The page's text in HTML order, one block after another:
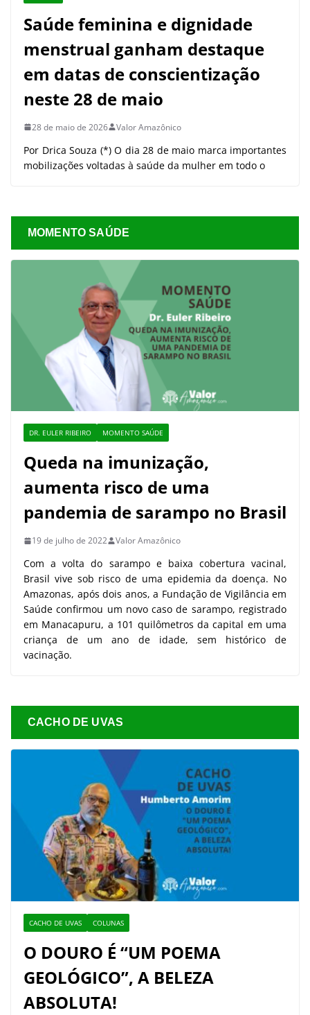
Saúde feminina e dignidade
menstrual ganham destaque
em datas de conscientização
neste 28 de maio
28 de maio de 2026 Valor Amazônico
Por Drica Souza (*) O dia 28 de maio marca importantes
mobilizações voltadas à saúde da mulher em todo o
MOMENTO SAÚDE
DR. EULER RIBEIRO MOMENTO SAÚDE
Queda na imunização,
aumenta risco de uma
pandemia de sarampo no Brasil
19 de julho de 2022 Valor Amazônico
Com a volta do sarampo e baixa cobertura vacinal,
Brasil vive sob risco de uma epidemia da doença. No
Amazonas, após dois anos, a Fundação de Vigilância em
Saúde confirmou um novo caso de sarampo, registrado
em Manacapuru, a 101 quilômetros da capital em uma
criança de um ano de idade, sem histórico de
vacinação.
CACHO DE UVAS
CACHO DE UVAS COLUNAS
O DOURO É “UM POEMA
GEOLÓGICO”, A BELEZA
ABSOLUTA!